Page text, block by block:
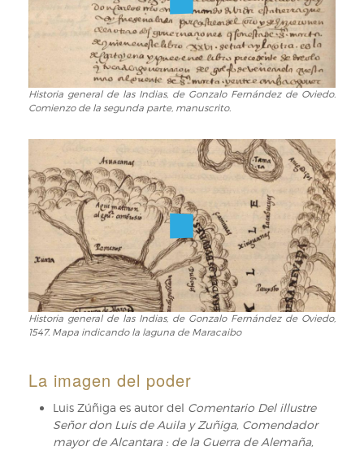
1547.
Historia
general
Indias,
de
Gonzalo
Fernández
Comienzo
la
segunda
parte,
Historia general de las Indias, de Gonzalo Fernández de Oviedo.
Comienzo de la segunda parte, manuscrito.
Historia
general
las
Indias,
de
Gonzalo
Fernández
Historia general de las Indias, de Gonzalo Fernández de Oviedo,
1547. Mapa indicando la laguna de Maracaibo
La imagen del poder
Luis Zúñiga es autor del Comentario Del illustre
Señor don Luis de Auila y Zuñiga, Comendador
mayor de Alcantara : de la Guerra de Alemaña,